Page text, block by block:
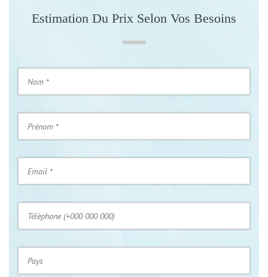
Estimation Du Prix Selon Vos Besoins